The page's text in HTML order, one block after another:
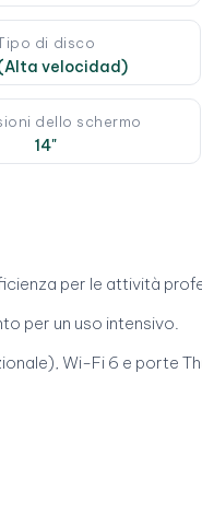
di disco
(Alta velocidad)
dello schermo
14"
per le attività
per un uso intensivo.
Wi-Fi 6 e porte